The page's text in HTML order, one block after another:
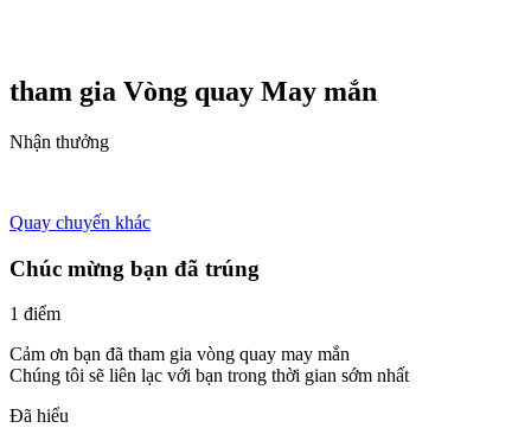
tham gia Vòng quay May mắn
Nhận thưởng
Quay chuyến khác
Chúc mừng bạn đã trúng
1 điểm
Cảm ơn bạn đã tham gia vòng quay may mắn
Chúng tôi sẽ liên lạc với bạn trong thời gian sớm nhất
Đã hiểu